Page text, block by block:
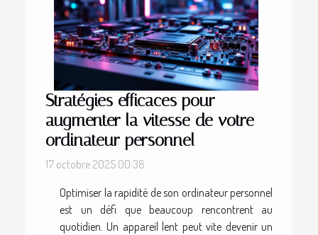
Stratégies efficaces pour
augmenter la vitesse de votre
ordinateur personnel
17 octobre 2025 00:38
Optimiser la rapidité de son ordinateur personnel
est un défi que beaucoup rencontrent au
quotidien. Un appareil lent peut vite devenir un